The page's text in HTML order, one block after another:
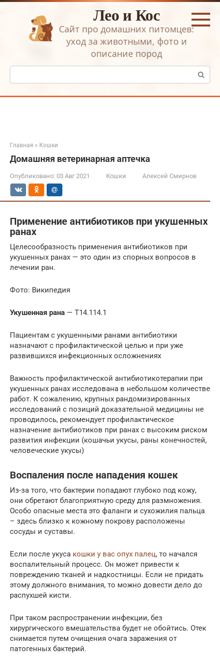
Перейти
Лео и Кос
Сайт про домашних питомцев:
уход за животными, фото и
описание пород
Поиск:
Главная » Кошки
Домашняя ветеринарная аптечка
Опубликовано: 03 Авг 2021 Кошки Алексей Смирнов
Применение антибиотиков при укушенных
ранах
Целесообразность применения антибиотиков при
укушенных ранах — это один из спорных вопросов в
лечении ран.
Фото: Википедия
Укушенная рана — T14.114.1
Пациентам с укушенными ранами антибиотики
назначают с профилактической целью и при уже
развившихся инфекционных осложнениях
Важность профилактической антибиотикотерапии при
укушенных ранах исследована в небольшом количестве
работ. К сожалению, крупных рандомизированных
исследований с позиций доказательной медицины не
проводилось, рекомендует профилактическое
назначение антибиотиков при ранах с высоким риском
развития инфекции (кошачьи укусы, раны конечностей,
человеческие укусы)
Воспаления после нападения кошек
Из-за того, что бактерии попадают глубоко под кожу,
они обретают благоприятную среду для размножения.
Особо опасные места это фаланги и сухожилия пальца
– здесь близко к кожному покрову расположены
сосуды и суставы.
Если после укуса кошки у вас опух палец, то начался
воспалительный процесс. Он может привести к
повреждению тканей и надкостницы. Если не придать
этому должного внимания, то можно довести дело до
распухшей кисти.
При таком распространении инфекции, без
хирургического вмешательства будет не обойтись. Отек
снимается путем очищения очага заражения от
патогенных бактерий.